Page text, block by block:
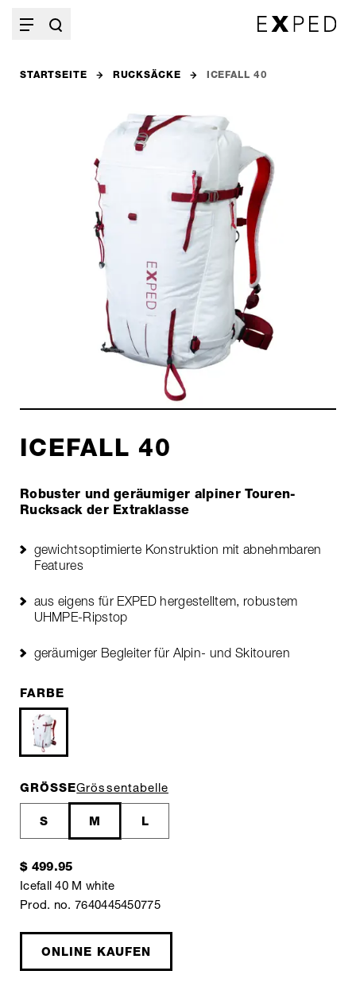
STARTSEITE RUCKSÄCKE ICEFALL 40
ICEFALL 40
Robuster und geräumiger alpiner Touren-
Rucksack der Extraklasse
gewichtsoptimierte Konstruktion mit abnehmbaren
Features
aus eigens für EXPED hergestelltem, robustem
UHMPE-Ripstop
geräumiger Begleiter für Alpin- und Skitouren
FARBE
GRÖSSEGrössentabelle
S M L
$ 499.95
Icefall 40 M white
Prod. no. 7640445450775
ONLINE KAUFEN